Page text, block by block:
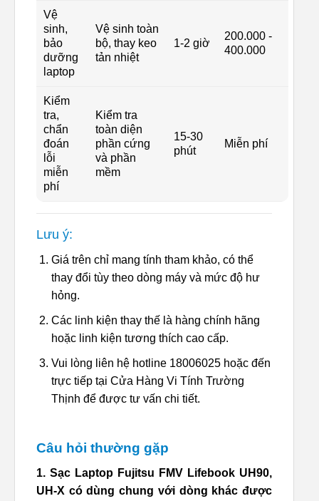
Vệ
sinh,
bảo
dưỡng
laptop
Vệ sinh toàn
bộ, thay keo
tản nhiệt
1-2 giờ
200.000 -
400.000
Kiểm
tra,
chẩn
đoán
lỗi
miễn
phí
Kiểm tra
toàn diện
phần cứng
và phần
mềm
15-30
phút
Miễn phí
Lưu ý:
Giá trên chỉ mang tính tham khảo, có thể
thay đổi tùy theo dòng máy và mức độ hư
hỏng.
Các linh kiện thay thế là hàng chính hãng
hoặc linh kiện tương thích cao cấp.
Vui lòng liên hệ hotline 18006025 hoặc đến
trực tiếp tại Cửa Hàng Vi Tính Trường
Thịnh để được tư vấn chi tiết.
Câu hỏi thường gặp
1. Sạc Laptop Fujitsu FMV Lifebook UH90,
UH-X có dùng chung với dòng khác được